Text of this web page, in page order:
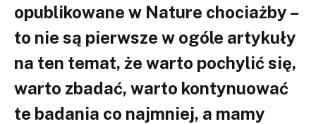
opublikowane w Nature chociażby –
to nie są pierwsze w ogóle artykuły
na ten temat, że warto pochylić się,
warto zbadać, warto kontynuować
te badania co najmniej, a mamy